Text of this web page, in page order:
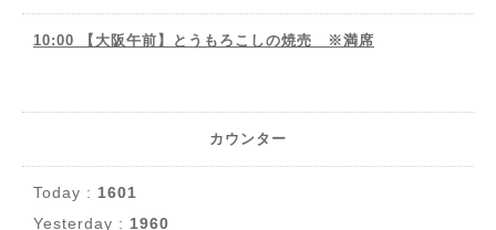
10:00 【大阪午前】とうもろこしの焼売 ※満席
カウンター
Today : 1601
Yesterday : 1960